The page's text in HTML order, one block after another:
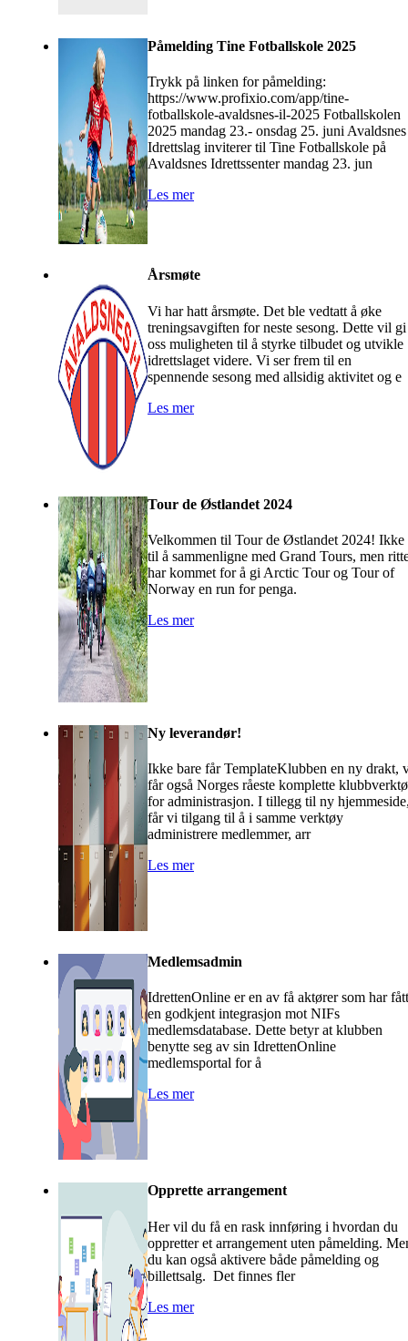
Påmelding Tine Fotballskole 2025
Trykk på linken for påmelding:
https://www.profixio.com/app/tine-
fotballskole-avaldsnes-il-2025 Fotballskolen
2025 mandag 23.- onsdag 25. juni Avaldsnes
Idrettslag inviterer til Tine Fotballskole på
Avaldsnes Idrettssenter mandag 23. jun
Les mer
Årsmøte
Vi har hatt årsmøte. Det ble vedtatt å øke
treningsavgiften for neste sesong. Dette vil gi
oss muligheten til å styrke tilbudet og utvikle
idrettslaget videre. Vi ser frem til en
spennende sesong med allsidig aktivitet og e
Les mer
Tour de Østlandet 2024
Velkommen til Tour de Østlandet 2024! Ikke
til å sammenligne med Grand Tours, men
har kommet for å gi Arctic Tour og Tour of
Norway en run for penga.
Les mer
Ny leverandør!
Ikke bare får TemplateKlubben en ny drakt,
får også Norges råeste komplette
for administrasjon. I tillegg til ny
får vi tilgang til å i samme verktøy
administrere medlemmer, arr
Les mer
Medlemsadmin
IdrettenOnline er en av få aktører som har fått
en godkjent integrasjon mot NIFs
medlemsdatabase. Dette betyr at klubben
benytte seg av sin IdrettenOnline
medlemsportal for å
Les mer
Opprette arrangement
Her vil du få en rask innføring i hvordan du
oppretter et arrangement uten påmelding.
du kan også aktivere både påmelding og
billettsalg. Det finnes fler
Les mer